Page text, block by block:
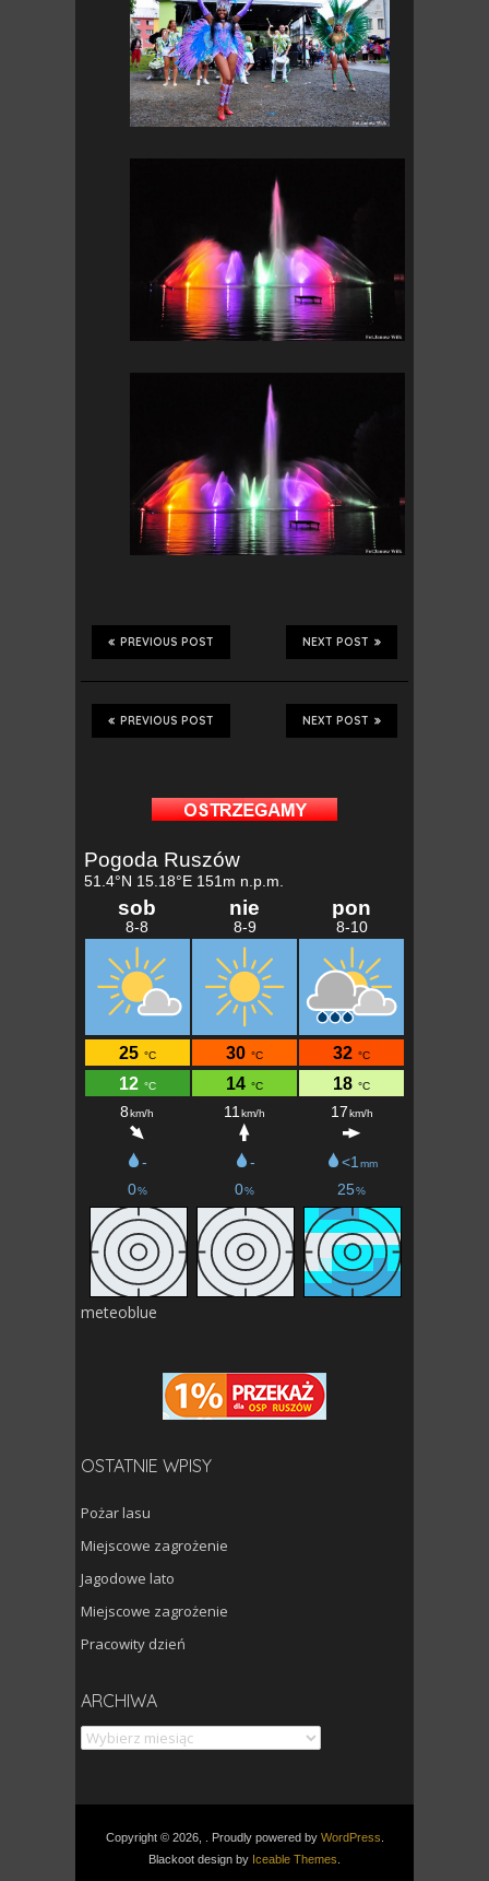
NEXT POST
PREVIOUS POST
NEXT POST
PREVIOUS POST
meteoblue
OSTATNIE WPISY
Pożar lasu
Miejscowe zagrożenie
Jagodowe lato
Miejscowe zagrożenie
Pracowity dzień
ARCHIWA
Archiwa
Copyright © 2026, . Proudly powered by WordPress
Blackoot design by Iceable Themes